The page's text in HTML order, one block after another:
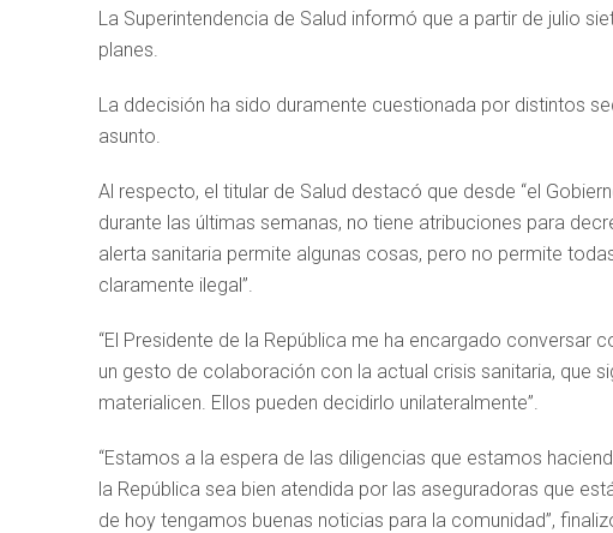
La Superintendencia de Salud informó que a partir de julio
planes.
La ddecisión ha sido duramente cuestionada por distintos
asunto.
Al respecto, el titular de Salud destacó que desde “el
durante las últimas semanas, no tiene atribuciones para
alerta sanitaria permite algunas cosas, pero no permite
claramente ilegal”.
“El Presidente de la República me ha encargado conversar
un gesto de colaboración con la actual crisis sanitaria, que
materialicen. Ellos pueden decidirlo unilateralmente”.
“Estamos a la espera de las diligencias que estamos
la República sea bien atendida por las aseguradoras que
de hoy tengamos buenas noticias para la comunidad”,